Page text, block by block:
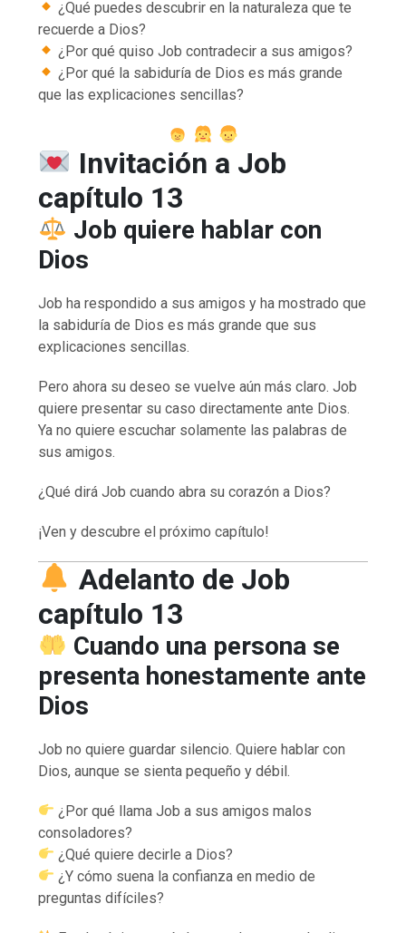
¿Qué puedes descubrir en la naturaleza que te
recuerde a Dios?
¿Por qué quiso Job contradecir a sus amigos?
¿Por qué la sabiduría de Dios es más grande
que las explicaciones sencillas?
Invitación a Job
capítulo 13
Job quiere hablar con
Dios
Job ha respondido a sus amigos y ha mostrado que
la sabiduría de Dios es más grande que sus
explicaciones sencillas.
Pero ahora su deseo se vuelve aún más claro. Job
quiere presentar su caso directamente ante Dios.
Ya no quiere escuchar solamente las palabras de
sus amigos.
¿Qué dirá Job cuando abra su corazón a Dios?
¡Ven y descubre el próximo capítulo!
Adelanto de Job
capítulo 13
Cuando una persona se
presenta honestamente ante
Dios
Job no quiere guardar silencio. Quiere hablar con
Dios, aunque se sienta pequeño y débil.
¿Por qué llama Job a sus amigos malos
consoladores?
¿Qué quiere decirle a Dios?
¿Y cómo suena la confianza en medio de
preguntas difíciles?